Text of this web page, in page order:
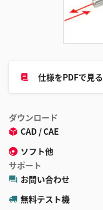
仕様をPDFで見
ダウンロード
CAD / CAE
ソフト他
サポート
お問い合わせ
無料テスト機